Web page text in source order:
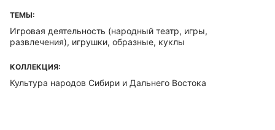
ТЕМЫ:
Игровая деятельность (народный театр, игры,
развлечения), игрушки, образные, куклы
КОЛЛЕКЦИЯ:
Культура народов Сибири и Дальнего Востока